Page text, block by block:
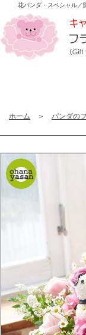
花パンダ・スペシャル
ホーム ＞ パンダの